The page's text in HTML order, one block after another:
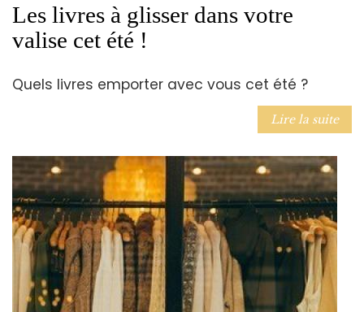
Les livres à glisser dans votre
valise cet été !
Quels livres emporter avec vous cet été ?
Lire la suite